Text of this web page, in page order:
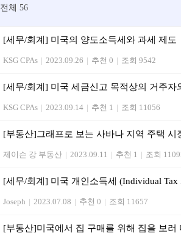
전체 56
[세무/회계] 미국의 양도소득세와 과세 제도
KSG CPAs | 2023.09.26 | 추천 0 | 조회 9542
[세무/회계] 미국 세금신고 목적상의 거주자
KSG CPAs | 2023.09.14 | 추천 1 | 조회 11056
[부동산]그래프로 보는 사바나 지역 주택 시
제이슨 강 부동산 | 2023.09.11 | 추천 1 | 조회
[세무/회계] 미국 개인소득세 (Individual Tax
Joseph | 2023.07.08 | 추천 0 | 조회 11657
[부동산] 미국에서 집 구매를 위해 집을 보러